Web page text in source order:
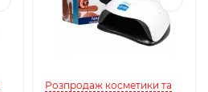
Розпродаж косметики та